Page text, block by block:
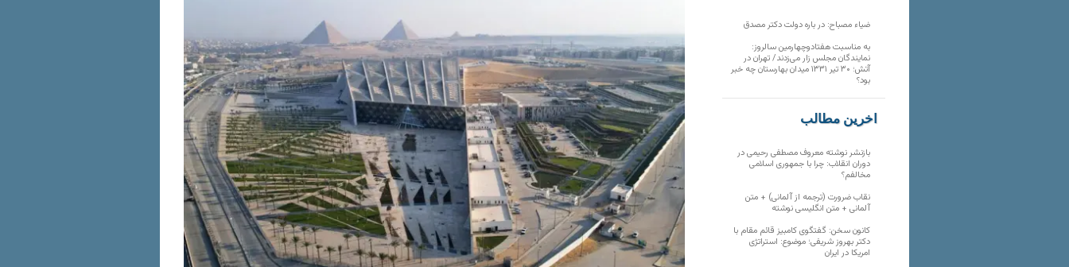
ضیاء مصباح: در باره دولت دکتر مصدق
به مناسبت هفتادوچهارمین سالروز:
نمایندگان مجلس زار می‌زدند/ تهران در
آتش؛ ۳۰ تیر ۱۳۳۱ میدان بهارستان چه خبر
بود؟
آخرین مطالب
بازنشر نوشته معروف مصطفی رحیمی در
دوران انقلاب: چرا با جمهوری اسلامی
مخالفم؟
نقاب ضرورت (ترجمه از آلمانی) + متن
آلمانی + متن انگلیسی نوشته
کانون سخن: گفتگوی کامبیز قائم مقام با
دکتر بهروز شریفی؛ موضوع: استراتژی
امریکا در ایران